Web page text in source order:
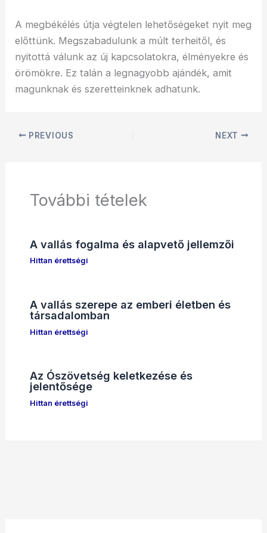
A megbékélés útja végtelen lehetőségeket nyit meg
előttünk. Megszabadulunk a múlt terheitől, és
nyitottá válunk az új kapcsolatokra, élményekre és
örömökre. Ez talán a legnagyobb ajándék, amit
magunknak és szeretteinknek adhatunk.
PREVIOUS NEXT
További tételek
A vallás fogalma és alapvető jellemzői
Hittan érettségi
A vallás szerepe az emberi életben és
társadalomban
Hittan érettségi
Az Ószövetség keletkezése és
jelentősége
Hittan érettségi